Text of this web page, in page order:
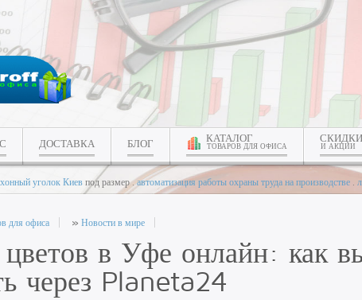
ДОСТАВКА БЛОГ КАТАЛОГ
ТОВАРОВ ДЛЯ ОФИСА
СКИДКИ
И АКЦИИ
уголок Киевпод размер .автоматизация работы охраны труда на производстве .
для офиса » Новости в мире
в Уфе онлайн: как
через Planeta24